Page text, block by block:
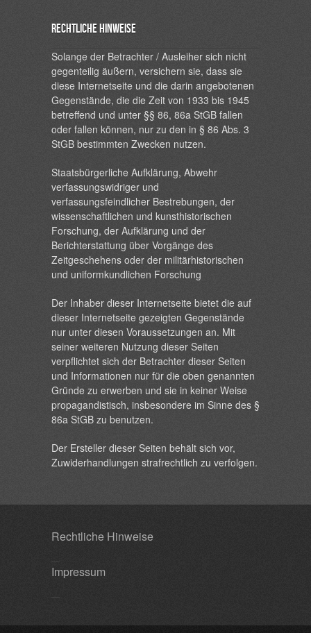
Rechtliche Hinweise
Solange der Betrachter / Ausleiher sich nicht
gegenteilig äußern, versichern sie, dass sie
diese Internetseite und die darin angebotenen
Gegenstände, die die Zeit von 1933 bis 1945
betreffend und unter §§ 86, 86a StGB fallen
oder fallen können, nur zu den in § 86 Abs. 3
StGB bestimmten Zwecken nutzen.
Staatsbürgerliche Aufklärung, Abwehr
verfassungswidriger und
verfassungsfeindlicher Bestrebungen, der
wissenschaftlichen und kunsthistorischen
Forschung, der Aufklärung und der
Berichterstattung über Vorgänge des
Zeitgeschehens oder der militärhistorischen
und uniformkundlichen Forschung
Der Inhaber dieser Internetseite bietet die auf
dieser Internetseite gezeigten Gegenstände
nur unter diesen Voraussetzungen an. Mit
seiner weiteren Nutzung dieser Seiten
verpflichtet sich der Betrachter dieser Seiten
und Informationen nur für die oben genannten
Gründe zu erwerben und sie in keiner Weise
propagandistisch, insbesondere im Sinne des §
86a StGB zu benutzen.
Der Ersteller dieser Seiten behält sich vor,
Zuwiderhandlungen strafrechtlich zu verfolgen.
Rechtliche Hinweise
Impressum